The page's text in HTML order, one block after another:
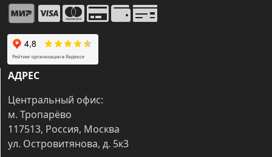
АДРЕС
Центральный офис:
м. Тропарёво
117513, Россия, Москва
ул. Островитянова, д. 5к3